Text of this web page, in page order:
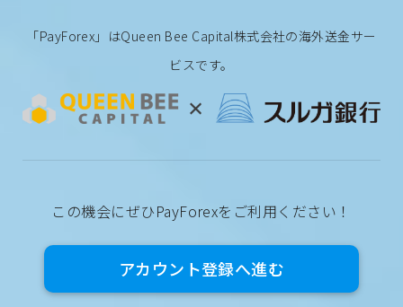
「PayForex」はQueen Bee Capital株式会社の海外送金サー
ビスです。
この機会にぜひPayForexをご利用ください！
アカウント登録へ進む